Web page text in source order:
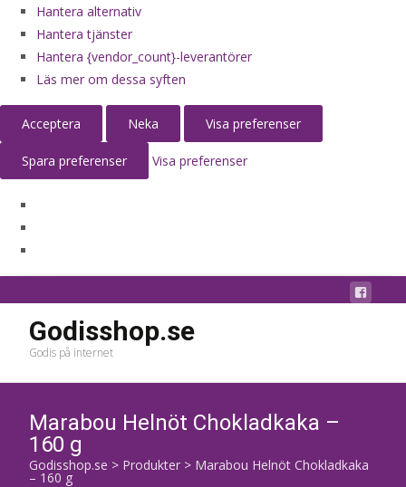
Hantera alternativ
Hantera tjänster
Hantera {vendor_count}-leverantörer
Läs mer om dessa syften
Acceptera Neka Visa preferenser
Spara preferenser Visa preferenser
Godisshop.se
Godis på internet
Marabou Helnöt Chokladkaka –
160 g
Godisshop.se > Produkter > Marabou Helnöt Chokladkaka
– 160 g